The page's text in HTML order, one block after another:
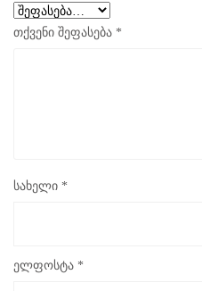
თქვენი შეფასება *
სახელი *
ელფოსტა *